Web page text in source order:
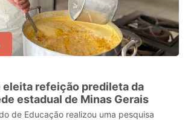
eleita refeição predileta da
estadual de Minas Gerais
de Educação realizou uma pesquisa